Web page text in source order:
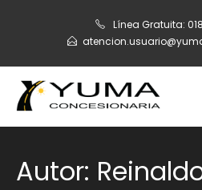
Línea Gratuita:
Autor: